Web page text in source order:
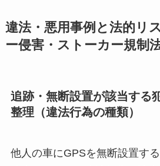
違法・悪用事例と法的リ
ー侵害・ストーカー規制
追跡・無断設置が該当する
整理（違法行為の種類）
他人の車にGPSを無断設置す